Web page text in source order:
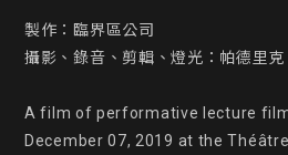
製作：臨界區公司
攝影、錄音、剪輯、燈光：帕德里
A film of performative lecture
December 07, 2019 at the